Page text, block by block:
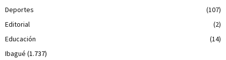
Deportes
(107)
Editorial
(2)
Educación
(14)
Ibagué (1.737)